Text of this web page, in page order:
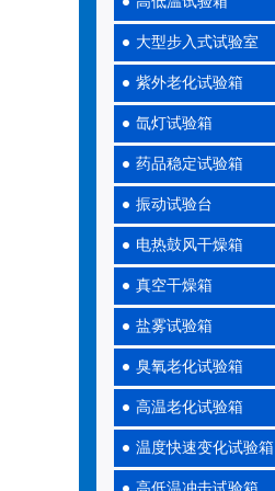
大型步入式试验室
紫外老化试验箱
氙灯试验箱
药品稳定试验箱
振动试验台
电热鼓风干燥箱
真空干燥箱
盐雾试验箱
臭氧老化试验箱
高温老化试验箱
温度快速变化试验箱